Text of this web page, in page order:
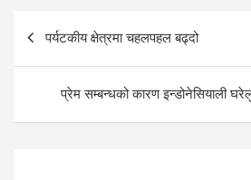
Post
navigation
पर्यटकीय क्षेत्रमा चहलपहल बढ्दो
प्रेम सम्बन्धको कारण इन्डोनेसियाली